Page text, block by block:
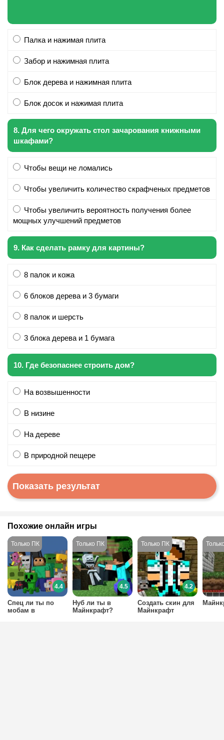
Палка и нажимая плита
Забор и нажимная плита
Блок дерева и нажимная плита
Блок досок и нажимая плита
8. Для чего окружать стол зачарования книжными
шкафами?
Чтобы вещи не ломались
Чтобы увеличить количество скрафченых предметов
Чтобы увеличить вероятность получения более
мощных улучшений предметов
9. Как сделать рамку для картины?
8 палок и кожа
6 блоков дерева и 3 бумаги
8 палок и шерсть
3 блока дерева и 1 бумага
10. Где безопаснее строить дом?
На возвышенности
В низине
На дереве
В природной пещере
Похожие онлайн игры
Спец ли ты по
мобам в
4.4
Нуб ли ты в
Майнкрафт?
4.5
Создать скин для
Майнкрафт
4.2